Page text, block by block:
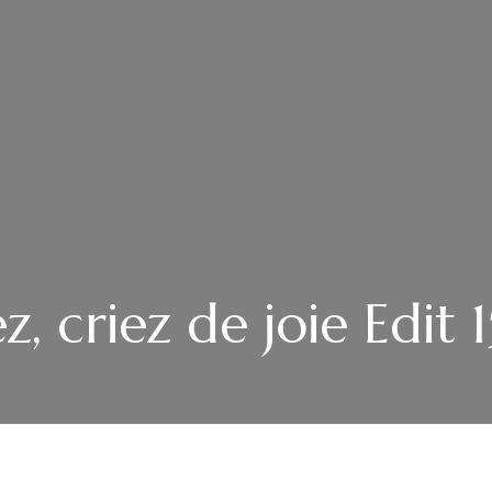
criez de joie Edit